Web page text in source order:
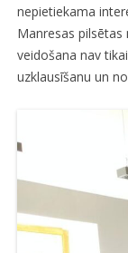
nepietiekama
Manresas pilsētas
veidošana nav
uzklausīšanu un